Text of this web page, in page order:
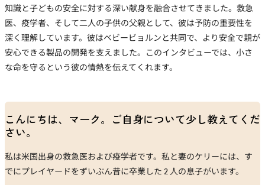
知識と子どもの安全に対する深い献身を融合させてきました。救急
医、疫学者、そして二人の子供の父親として、彼は予防の重要性を
深く理解しています。彼はベビービョルンと共同で、より安全で親が
安心できる製品の開発を支えました。このインタビューでは、小さ
な命を守るという彼の情熱を伝えてくれます。
こんにちは、マーク。ご自身について少し教えてくだ
さい。
私は米国出身の救急医および疫学者です。私と妻のケリーには、す
でにプレイヤードをずいぶん昔に卒業した 2 人の息子がいます。